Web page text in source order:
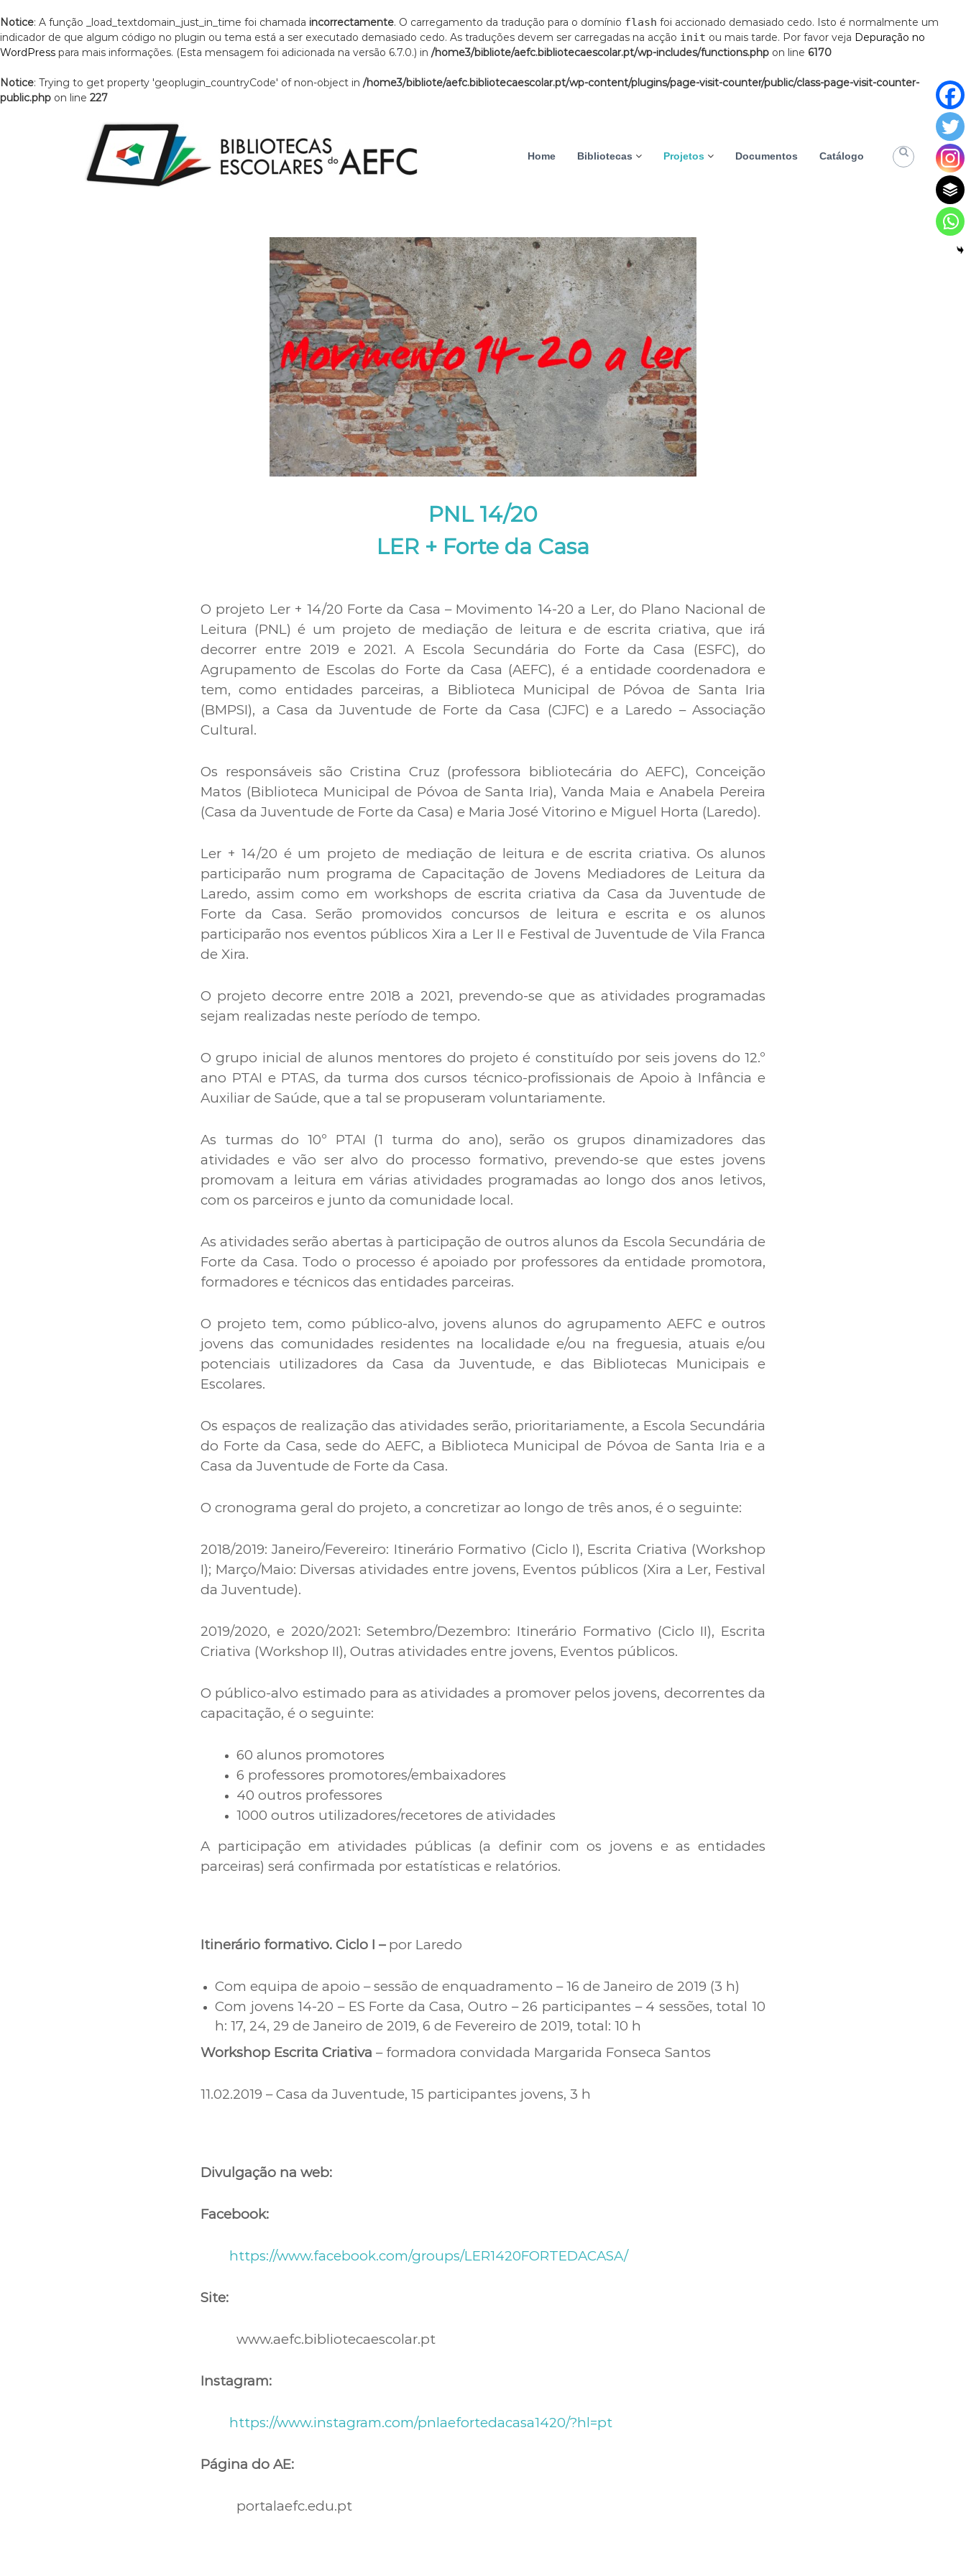
Notice: A função _load_textdomain_just_in_time foi chamada incorrectamente. O carregamento da tradução para o domínio flash foi accionado demasiado cedo. Isto é normalmente um
indicador de que algum código no plugin ou tema está a ser executado demasiado cedo. As traduções devem ser carregadas na acção init ou mais tarde. Por favor veja Depuração no
WordPress para mais informações. (Esta mensagem foi adicionada na versão 6.7.0.) in /home3/bibliote/aefc.bibliotecaescolar.pt/wp-includes/functions.php on line 6170
Notice: Trying to get property 'geoplugin_countryCode' of non-object in /home3/bibliote/aefc.bibliotecaescolar.pt/wp-content/plugins/page-visit-counter/public/class-page-visit-counter-
public.php on line 227
e
c
a
s
E
s
c
o
l
a
r
e
s
a
d
e
s
e
P
r
o
j
e
t
s
Home Bibliotecas Projetos Documentos Catálogo
PNL 14/20
LER + Forte da Casa
O projeto Ler + 14/20 Forte da Casa – Movimento 14-20 a Ler, do Plano Nacional de
Leitura (PNL) é um projeto de mediação de leitura e de escrita criativa, que irá
decorrer entre 2019 e 2021. A Escola Secundária do Forte da Casa (ESFC), do
Agrupamento de Escolas do Forte da Casa (AEFC), é a entidade coordenadora e
tem, como entidades parceiras, a Biblioteca Municipal de Póvoa de Santa Iria
(BMPSI), a Casa da Juventude de Forte da Casa (CJFC) e a Laredo – Associação
Cultural.
Os responsáveis são Cristina Cruz (professora bibliotecária do AEFC), Conceição
Matos (Biblioteca Municipal de Póvoa de Santa Iria), Vanda Maia e Anabela Pereira
(Casa da Juventude de Forte da Casa) e Maria José Vitorino e Miguel Horta (Laredo).
Ler + 14/20 é um projeto de mediação de leitura e de escrita criativa. Os alunos
participarão num programa de Capacitação de Jovens Mediadores de Leitura da
Laredo, assim como em workshops de escrita criativa da Casa da Juventude de
Forte da Casa. Serão promovidos concursos de leitura e escrita e os alunos
participarão nos eventos públicos Xira a Ler II e Festival de Juventude de Vila Franca
de Xira.
O projeto decorre entre 2018 a 2021, prevendo-se que as atividades programadas
sejam realizadas neste período de tempo.
O grupo inicial de alunos mentores do projeto é constituído por seis jovens do 12.º
ano PTAI e PTAS, da turma dos cursos técnico-profissionais de Apoio à Infância e
Auxiliar de Saúde, que a tal se propuseram voluntariamente.
As turmas do 10º PTAI (1 turma do ano), serão os grupos dinamizadores das
atividades e vão ser alvo do processo formativo, prevendo-se que estes jovens
promovam a leitura em várias atividades programadas ao longo dos anos letivos,
com os parceiros e junto da comunidade local.
As atividades serão abertas à participação de outros alunos da Escola Secundária de
Forte da Casa. Todo o processo é apoiado por professores da entidade promotora,
formadores e técnicos das entidades parceiras.
O projeto tem, como público-alvo, jovens alunos do agrupamento AEFC e outros
jovens das comunidades residentes na localidade e/ou na freguesia, atuais e/ou
potenciais utilizadores da Casa da Juventude, e das Bibliotecas Municipais e
Escolares.
Os espaços de realização das atividades serão, prioritariamente, a Escola Secundária
do Forte da Casa, sede do AEFC, a Biblioteca Municipal de Póvoa de Santa Iria e a
Casa da Juventude de Forte da Casa.
O cronograma geral do projeto, a concretizar ao longo de três anos, é o seguinte:
2018/2019: Janeiro/Fevereiro: Itinerário Formativo (Ciclo I), Escrita Criativa (Workshop
I); Março/Maio: Diversas atividades entre jovens, Eventos públicos (Xira a Ler, Festival
da Juventude).
2019/2020, e 2020/2021: Setembro/Dezembro: Itinerário Formativo (Ciclo II), Escrita
Criativa (Workshop II), Outras atividades entre jovens, Eventos públicos.
O público-alvo estimado para as atividades a promover pelos jovens, decorrentes da
capacitação, é o seguinte:
60 alunos promotores
6 professores promotores/embaixadores
40 outros professores
1000 outros utilizadores/recetores de atividades
A participação em atividades públicas (a definir com os jovens e as entidades
parceiras) será confirmada por estatísticas e relatórios.
Itinerário formativo. Ciclo I – por Laredo
Com equipa de apoio – sessão de enquadramento – 16 de Janeiro de 2019 (3 h)
Com jovens 14-20 – ES Forte da Casa, Outro – 26 participantes – 4 sessões, total 10
h: 17, 24, 29 de Janeiro de 2019, 6 de Fevereiro de 2019, total: 10 h
Workshop Escrita Criativa – formadora convidada Margarida Fonseca Santos
11.02.2019 – Casa da Juventude, 15 participantes jovens, 3 h
Divulgação na web:
Facebook:
https://www.facebook.com/groups/LER1420FORTEDACASA/
Site:
www.aefc.bibliotecaescolar.pt
Instagram:
https://www.instagram.com/pnlaefortedacasa1420/?hl=pt
Página do AE:
portalaefc.edu.pt